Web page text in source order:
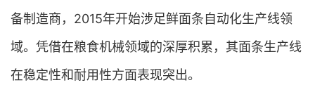
备制造商，2015年开始涉足鲜面条自动化生产线领
域。凭借在粮食机械领域的深厚积累，其面条生产线
在稳定性和耐用性方面表现突出。